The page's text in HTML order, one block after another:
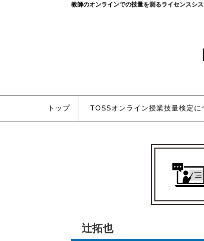
教師のオンラインでの技量を測るライセンスシ
トップ TOSSオンライン授業技量検定に
辻拓也